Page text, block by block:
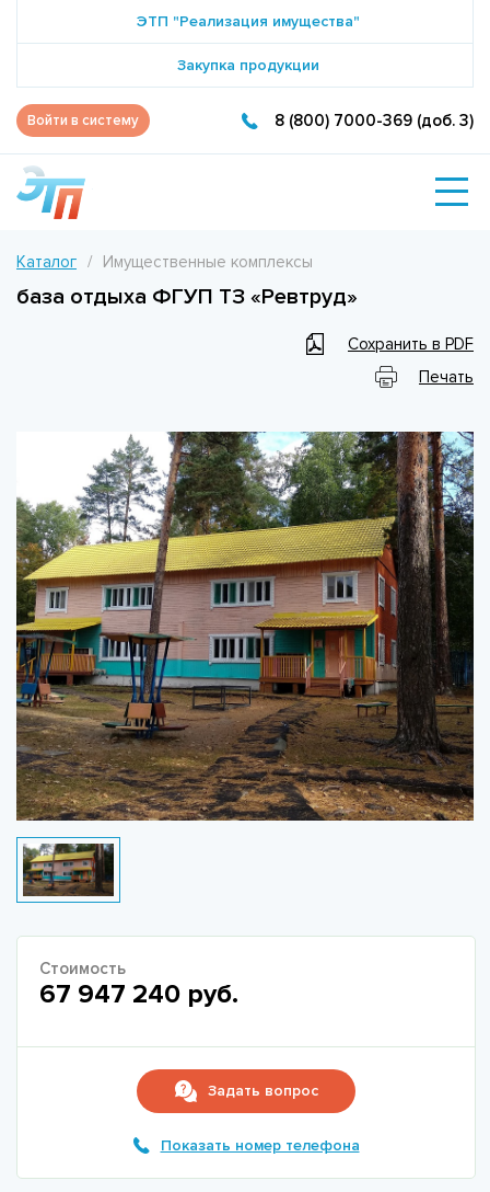
ЭТП "Реализация имущества"
Закупка продукции
Войти в систему 8 (800) 7000-369 (доб. 3)
Каталог Имущественные комплексы
база отдыха ФГУП ТЗ «Ревтруд»
Сохранить в PDF
Печать
Стоимость
67 947 240 руб.
Задать вопрос
Показать номер телефона